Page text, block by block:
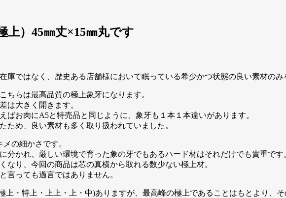
上）45㎜丈×15㎜丸です
庫ではなく、歴史ある店舗様において眠っている希少かつ状態の良い素材のみ
ちらは最高品質の極上象牙になります。
は大きく開きます。
ばお肉にA5と特売品と同じように、象牙も１本１本違いがあります。
ため、良い素材も多く取り扱われていました。
の細かさです。
分かれ、厳しい環境で育った象の牙でもあるハード材はそれだけでも貴重です
なり、今回の商品は芯の真横から取れる数少ない極上材。
言っても過言ではありません。
上・特上・上上・上・中)ありますが、最高峰の極上であることはもとより、そ